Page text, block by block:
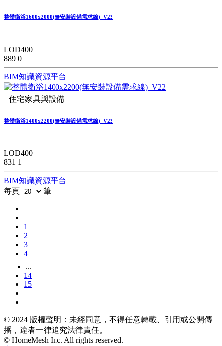
整體衛浴1600x2000(無安裝設備需求線)_V22
LOD400
889 0
BIM知識資源平台
住宅家具與設備
整體衛浴1400x2200(無安裝設備需求線)_V22
LOD400
831 1
BIM知識資源平台
每頁
筆
1
2
3
4
...
14
15
© 2024 版權聲明：未經同意，不得任意轉載、引用或公開傳
播，違者一律追究法律責任。
© HomeMesh Inc. All rights reserved.